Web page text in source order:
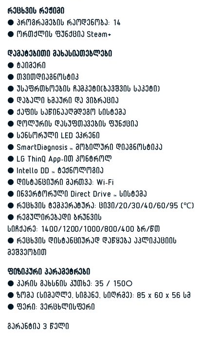
რეცხვის რეჟიმი
• პროგრამების რაოდენობა: 14
• ორთქლის ფუნქცია Steam+
დამატებითი მახასიათებლები
• ტაიმერი
• თვითდიაგნოსტიკ
• უსაფრთხოების ჩამკეტი(ბავშვის საკეტი)
• დაბალი ხმაური და ვიბრაცია
• ქაფის საწინააღმდეგო სისტემა
• დოლურის დასუფთავების ფუნქცია
• სენსორული LED ეკრენი
• SmartDiagnosis ™ მობილური დიაგნოსტიკა
• LG ThinQ App-ით კონტროლ
• Intello DD ™ ტექნოლოგია
• დისტანციური მართვა: Wi-Fi
• ინვერტორული Direct Drive ™ სისტემა
• რეცხვის ტემპერატურა: ცივი/20/30/40/60/95 (℃)
• რეგულირებადი ბრუნვის
სიჩქარე: 1400/1200/1000/800/400 ბრ/წთ
• რეცხვის დისტანციურად დაწყება აპლიკაციის
მეშვეობით
ფიზიკური პარამეტრები
• კარის გახსნის კუთხე: 35 / 150°
• ზომა (სიმაღლე, სიგანე, სიღრმე): 85 x 60 x 56 სმ
• ფერი: ვერცხლისფერი
გარანტია 3 წელი